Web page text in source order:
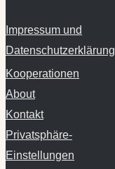
Impressum und
Datenschutzerklärung
Kooperationen
About
Kontakt
Privatsphäre-
Einstellungen